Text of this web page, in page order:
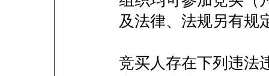
及法律、法规另有规
竞买人存在下列违法